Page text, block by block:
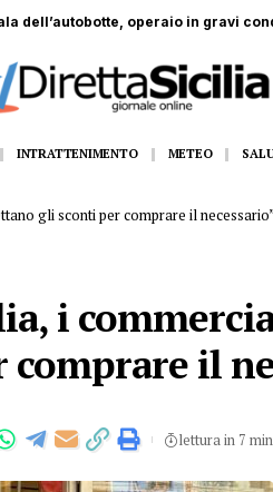
dell’autobotte, operaio in gravi
INTRATTENIMENTO METEO
gli sconti per comprare il
i
il
lettura in 7